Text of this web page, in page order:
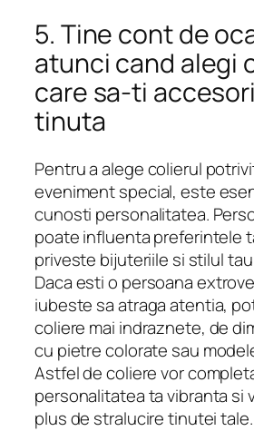
5. Tine cont de
atunci cand alegi
care sa-ti
tinuta
Pentru a alege colierul
eveniment special, este
cunosti personalitatea.
poate influenta preferintele
priveste bijuteriile si stilul
Daca esti o persoana
iubeste sa atraga atentia,
coliere mai indraznete, de
cu pietre colorate sau
Astfel de coliere vor
personalitatea ta vibranta si
plus de stralucire tinutei tale.